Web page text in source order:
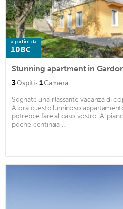
a partire da
108€
3Ospiti · 1Camera
Sognate una rilassante vacanza di
Allora questo luminoso
potrebbe fare al caso vostro. Al
poche centinaia ...